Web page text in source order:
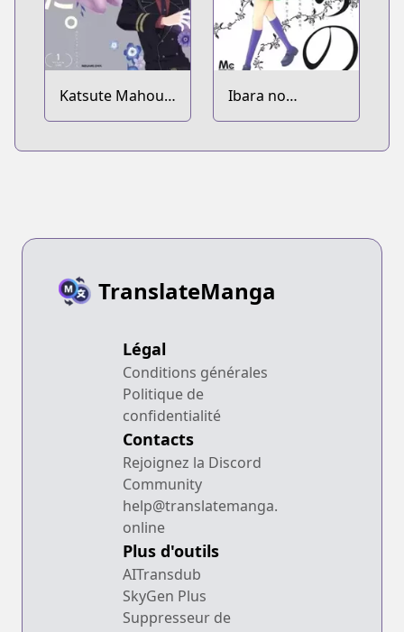
Katsute Mahou
Shoujo to Aku
Ibara no
Kanmuri
TranslateManga
Légal
Conditions générales
Politique de
confidentialité
Contacts
Rejoignez la Discord
Community
help@translatemanga.
online
Plus d'outils
AITransdub
SkyGen Plus
Suppresseur de